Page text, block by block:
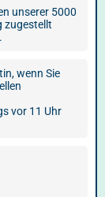
unserer 5000
zugestellt
wenn Sie
vor 11 Uhr